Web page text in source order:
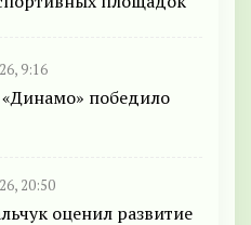
9:16
победило
20:50
оценил развитие